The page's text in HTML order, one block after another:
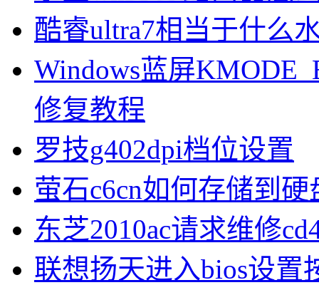
酷睿ultra7相当于什么
Windows蓝屏
修复教程
罗技g402dpi档位设置
萤石c6cn如何存储到硬
东芝2010ac请求维修
联想扬天进入bios设置